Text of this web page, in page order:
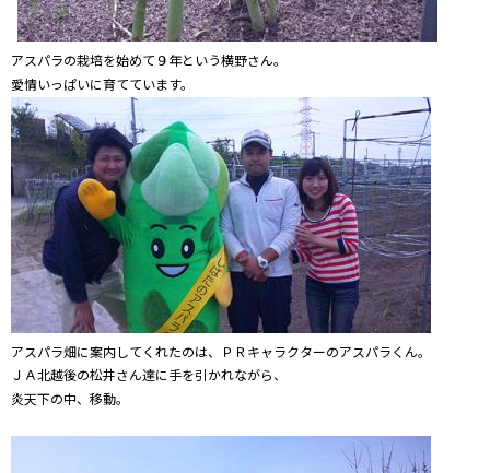
アスパラの栽培を始めて９年という横野さん。
愛情いっぱいに育てています。
アスパラ畑に案内してくれたのは、ＰＲキャラクターのアスパラくん。
ＪＡ北越後の松井さん達に手を引かれながら、
炎天下の中、移動。